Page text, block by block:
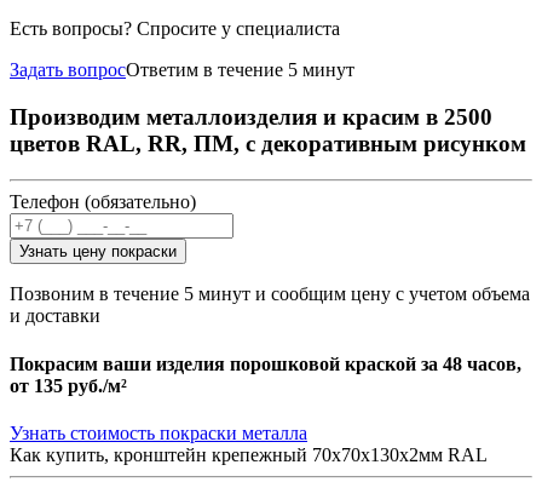
Есть вопросы? Спросите у специалиста
Задать вопросОтветим в течение 5 минут
Производим металлоизделия и красим в 2500
цветов RAL, RR, ПМ, с декоративным рисунком
Телефон (обязательно)
Узнать цену покраски
Позвоним в течение 5 минут и сообщим цену с учетом объема
и доставки
Покрасим ваши изделия порошковой краской за 48 часов,
от 135 руб./м²
Узнать стоимость покраски металла
Как купить, кронштейн крепежный 70х70х130х2мм RAL